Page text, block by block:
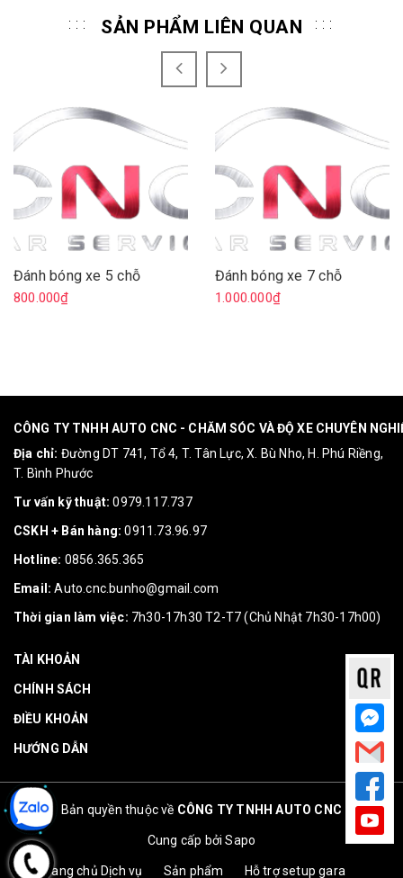
SẢN PHẨM LIÊN QUAN
Đánh bóng xe 5 chỗ
800.000₫
Đánh bóng xe 7 chỗ
1.000.000₫
CÔNG TY TNHH AUTO CNC - CHĂM SÓC VÀ ĐỘ XE CHUYÊN
Địa chỉ: Đường DT 741, Tổ 4, T. Tân Lực, X. Bù Nho, H. Phú Riềng,
T. Bình Phước
Tư vấn kỹ thuật: 0979.117.737
CSKH + Bán hàng: 0911.73.96.97
Hotline: 0856.365.365
Email: Auto.cnc.bunho@gmail.com
Thời gian làm việc: 7h30-17h30 T2-T7 (Chủ Nhật 7h30-17h00)
TÀI KHOẢN
CHÍNH SÁCH
ĐIỀU KHOẢN
HƯỚNG DẪN
Bản quyền thuộc về CÔNG TY TNHH AUTO CNC
Cung cấp bởiSapo
Trang chủ Dịch vụ Sản phẩm Hỗ trợ setup gara